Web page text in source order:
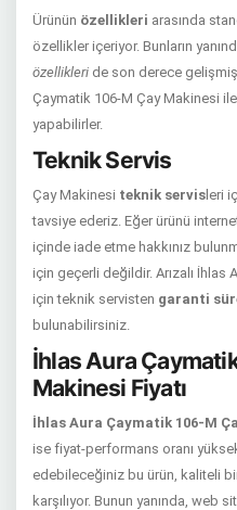
Ürünün özellikleri arasında
özellikler içeriyor. Bunların
özellikleri de son derece
Çaymatik 106-M Çay Makinesi
yapabilirler.
Teknik Servis
Çay Makinesi teknik servis leri
tavsiye ederiz. Eğer ürünü
içinde iade etme hakkınız
için geçerli değildir. Arızalı İhlas
için teknik servisten garanti
bulunabilirsiniz.
İhlas Aura
Makinesi Fiyatı
İhlas Aura Çaymatik 106-M
ise fiyat-performans oranı
edebileceğiniz bu ürün, kaliteli
karşılıyor. Bunun yanında, web